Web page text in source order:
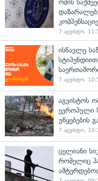
ომის
7 აგვისტო,
ისწავლე
7 აგვისტო,
აგვისტოს
ევროპული
უწყებების
7 აგვისტო,
ცელიანი
რომელიც